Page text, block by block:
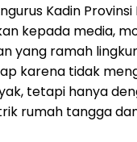
Kadin Provinsi
kepada media,
yang ramah
karena tidak
tetapi hanya
rumah tangga